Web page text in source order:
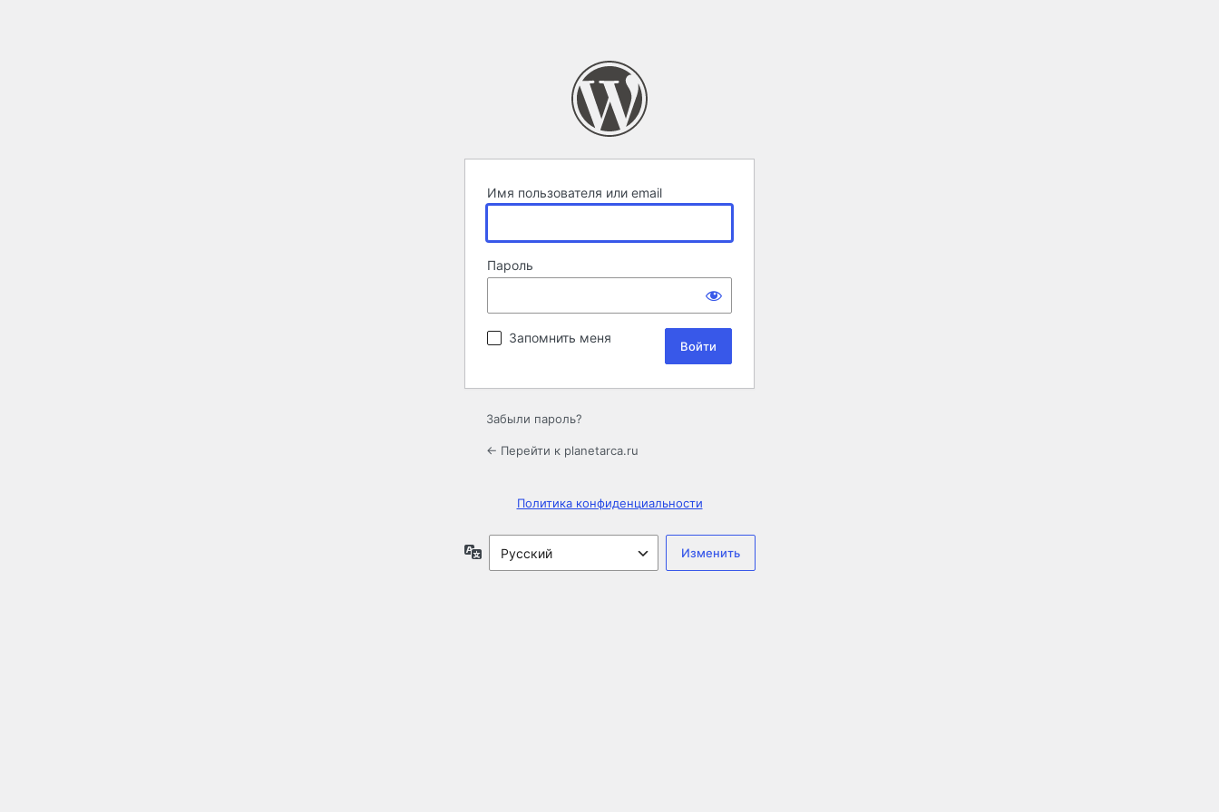
Имя пользователя или email
Пароль
Запомнить меня
Забыли пароль?
← Перейти к planetarca.ru
Политика конфиденциальности
Язык